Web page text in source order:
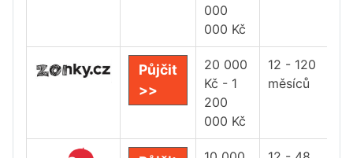
000
000 Kč
Půjčit
>>
20 000
Kč - 1
200
000 Kč
12 - 120
měsíců